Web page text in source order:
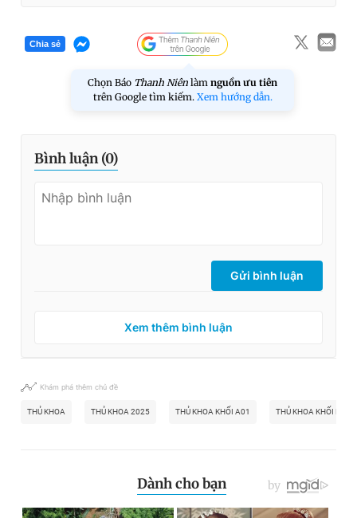
Chia sẻ
Chọn Báo Thanh Niên làm nguồn ưu tiên
trên Google tìm kiếm. Xem hướng dẫn.
Bình luận (0)
Gửi bình luận
Xem thêm bình luận
Khám phá thêm chủ đề
THỦ KHOA THỦ KHOA 2025 THỦ KHOA KHỐI A01 THỦ KHOA KHỐI D01